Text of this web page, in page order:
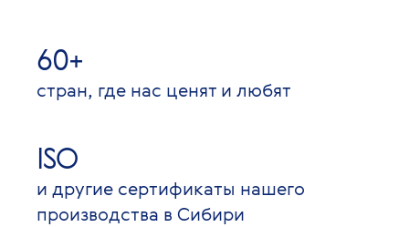
60+
стран, где нас ценят и любят
ISO
и другие сертификаты нашего
производства в Сибири